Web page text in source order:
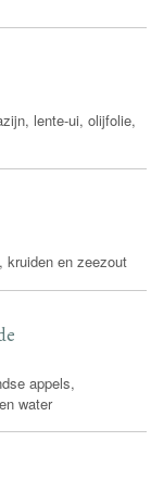
lente-ui, olijfolie,
kruiden en zeezout
appels,
water